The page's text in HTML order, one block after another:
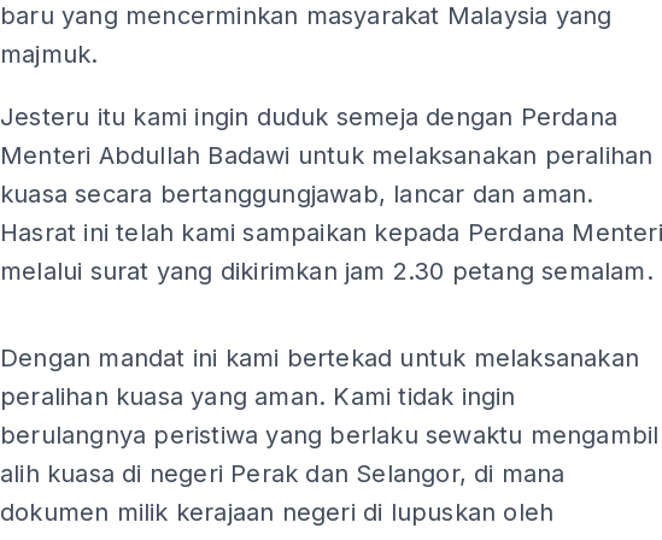
baru yang mencerminkan masyarakat Malaysia yang
majmuk.
Jesteru itu kami ingin duduk semeja dengan Perdana
Menteri Abdullah Badawi untuk melaksanakan peralihan
kuasa secara bertanggungjawab, lancar dan aman.
Hasrat ini telah kami sampaikan kepada Perdana Menteri
melalui surat yang dikirimkan jam 2.30 petang semalam.
Dengan mandat ini kami bertekad untuk melaksanakan
peralihan kuasa yang aman. Kami tidak ingin
berulangnya peristiwa yang berlaku sewaktu mengambil
alih kuasa di negeri Perak dan Selangor, di mana
dokumen milik kerajaan negeri di lupuskan oleh